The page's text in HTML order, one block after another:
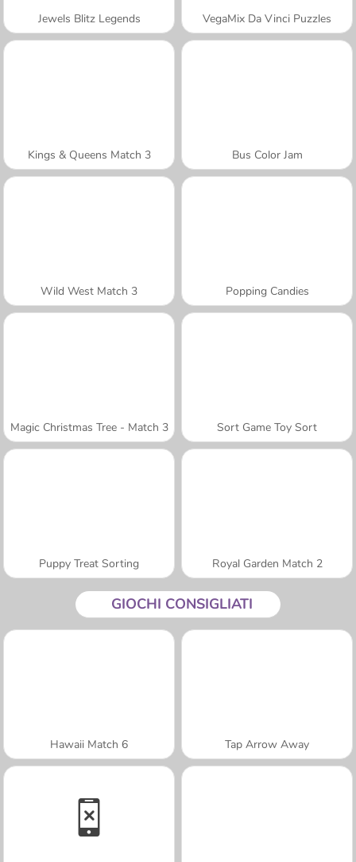
Jewels Blitz Legends VegaMix Da Vinci Puzzles
Kings & Queens Match 3 Bus Color Jam
Wild West Match 3 Popping Candies
Magic Christmas Tree - Match 3 Sort Game Toy Sort
Puppy Treat Sorting Royal Garden Match 2
GIOCHI CONSIGLIATI
Hawaii Match 6 Tap Arrow Away